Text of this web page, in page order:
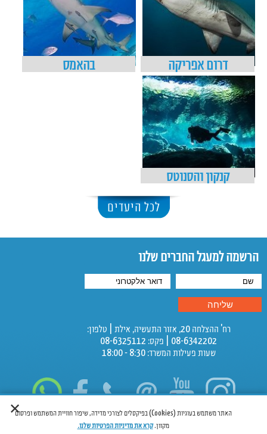
דרום אפריקה בהאמס
קנקון והסנוטס
לכל היעדים
הרשמה למעגל החברים שלנו
רח' ההצלחה 20, אזור התעשיה, אילת | טלפון:
08-6342202 | פקס: 08-6325112
שעות פעילות המשרד: 8:30 - 18:00
✕האתר משתמש בעוגיות (Cookies) בפיקסלים לצורכי מדידה, שיפור חוויית המשתמש ופרסום
מקוון.קרא את מדיניות הפרטיות שלנו.